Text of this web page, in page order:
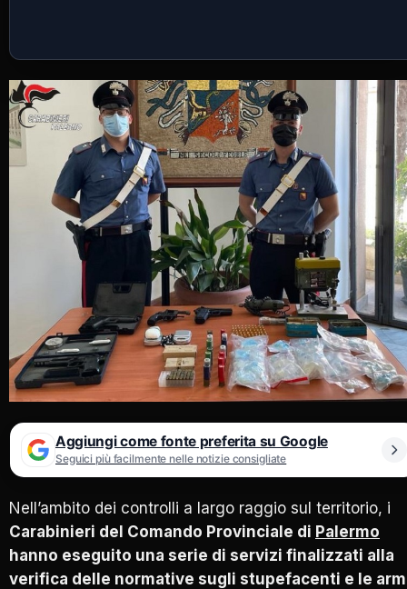
Aggiungi come fonte preferita su Google
Seguici più facilmente nelle notizie consigliate
Nell’ambito dei controlli a largo raggio sul territorio, i
Carabinieri del Comando Provinciale di Palermo
hanno eseguito una serie di servizi finalizzati alla
verifica delle normative sugli stupefacenti e le